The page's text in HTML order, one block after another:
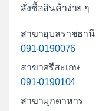
สั่งซื้อสินค้าง่าย ๆ
สาขาอุบลราชธานี
091-0190076
สาขาศรีสะเกษ
091-0190104
สาขามุกดาหาร